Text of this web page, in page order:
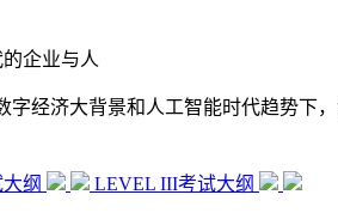
企业与人
字经济大背景和人工智能时代趋势
纲 LEVEL III考试大纲